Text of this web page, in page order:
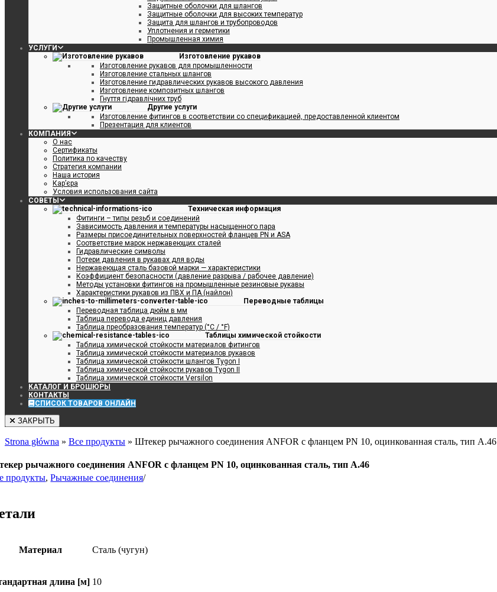
Защитные оболочки для шлангов
Защитные оболочки для высоких температур
Защита для шлангов и трубопроводов
Уплотнения и герметики
Промышленная химия
УСЛУГИ
Изготовление рукавов
Изготовление рукавов для промышленности
Изготовление стальных шлангов
Изготовление гидравлических рукавов высокого давления
Изготовление композитных шлангов
Гнуття гідравлічних труб
Другие услуги
Изготовление фитингов в соответствии со спецификацией, предоставленной клиентом
Презентация для клиентов
КОМПАНИЯ
О нас
Сертификаты
Политика по качеству
Стратегия компании
Наша история
Кар’єра
Условия использования сайта
СОВЕТЫ
Техническая информация
Фитинги – типы резьб и соединений
Зависимость давления и температуры насыщенного пара
Размеры присоединительных поверхностей фланцев PN и ASA
Соответствие марок нержавеющих сталей
Гидравлические символы
Потери давления в рукавах для воды
Нержавеющая сталь базовой марки — характеристики
Коэффициент безопасности (давление разрыва / рабочее давление)
Методы установки фитингов на промышленные резиновые рукавы
Характеристики рукавов из ПВХ и ПА (найлон)
Переводные таблицы
Переводная таблица дюйм в мм
Таблица перевода единиц давления
Таблица преобразования температур (°C / °F)
Таблицы химической стойкости
Таблица химической стойкости материалов фитингов
Таблица химической стойкости материалов рукавов
Таблица химической стойкости шлангов Tygon I
Таблица химической стойкости рукавов Tygon II
Таблица химической стойкости Versilon
КАТАЛОГ И БРОШЮРЫ
КОНТАКТЫ
СПИСОК ТОВАРОВ ОНЛАЙН
ЗАКРЫТЬ
Strona główna » Все продукты » Штекер рычажного соединения ANFOR с фланцем PN 10, оцинкованная сталь, тип A.46
рычажного соединения ANFOR с фланцем PN 10, оцинкованная сталь, тип A.46
продукты,Рычажные соединения/
Mатериал Сталь (чугун)
длина [м] 10